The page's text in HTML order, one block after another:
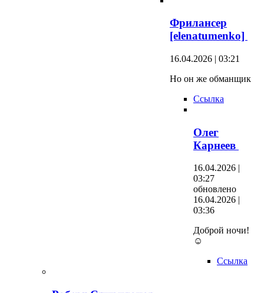
Фрилансер
[elenatumenko]
16.04.2026 | 03:21
Но он же обманщик
Ссылка
Олег
Карнеев
16.04.2026 |
03:27
обновлено
16.04.2026 |
03:36
Доброй ночи!
☺
Ссылка